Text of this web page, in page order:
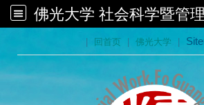
佛光大学 社会科学暨管
| 回首页 | 佛光大学 |